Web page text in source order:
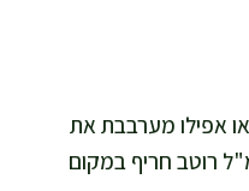
אפילו מערבבת את
1–2 כפות מים חמים כדי לדלל. אם אתם אוהבים חריפות גבוהה, תוסיפו עוד 10–20 מ"ל רוטב חריף במקום